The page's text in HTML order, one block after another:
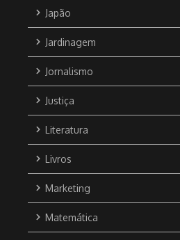
Japão
Jardinagem
Jornalismo
Justiça
Literatura
Livros
Marketing
Matemática